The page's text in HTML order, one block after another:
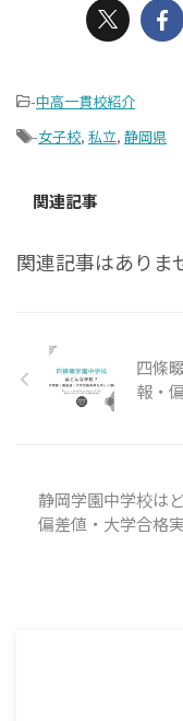
-中高一貫校紹介
-女子校, 私立, 静岡県
関連記事
関連記事はありま
四條
報・
静岡学園中学校は
偏差値・大学合格